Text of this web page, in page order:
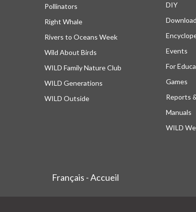
Pollinators
Right Whale
Rivers to Oceans Week
Wild About Birds
WILD Family Nature Club
WILD Generations
WILD Outside
DIY
Events
For
Games
Reports
Manuals
WILD
Français - Accueil